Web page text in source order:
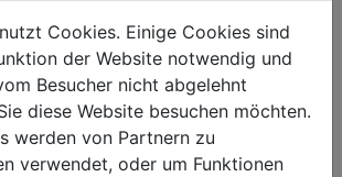
Cookies. Einige Cookies sind
der Website notwendig und
Besucher nicht abgelehnt
diese Website besuchen möchten.
werden von Partnern zu
verwendet, oder um Funktionen